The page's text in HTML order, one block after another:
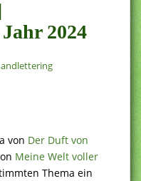
2024
von Der Duft von
Meine Welt voller
Thema ein